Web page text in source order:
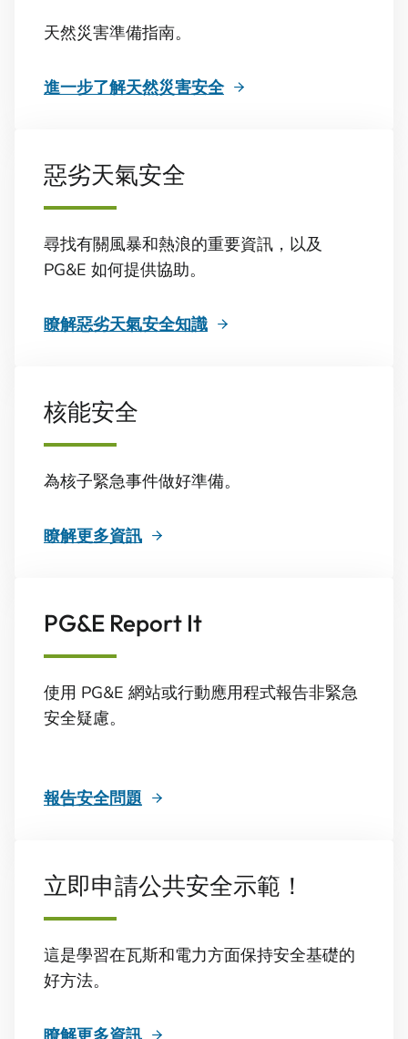
天然災害準備指南。
進一步了解天然災害安全
惡劣天氣安全
尋找有關風暴和熱浪的重要資訊，以及
PG&E 如何提供協助。
瞭解惡劣天氣安全知識
核能安全
為核子緊急事件做好準備。
瞭解更多資訊
PG&E Report It
使用 PG&E 網站或行動應用程式報告非緊急
安全疑慮。
報告安全問題
立即申請公共安全示範！
這是學習在瓦斯和電力方面保持安全基礎的
好方法。